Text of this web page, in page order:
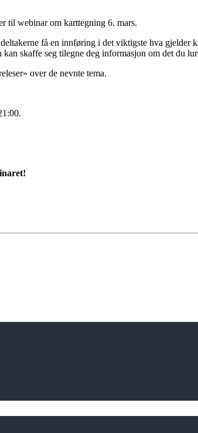
til webinar om karttegning 6. mars.
få en innføring i det viktigste hva gjelder
skaffe seg tilegne deg informasjon om det du
over de nevnte tema.